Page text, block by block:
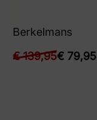
Berkelmans
€139,95€ 79,95